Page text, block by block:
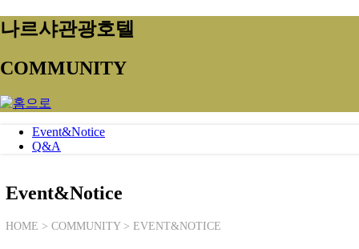
나르샤관광호텔
COMMUNITY
Event&Notice
Q&A
Event&Notice
HOME > COMMUNITY > EVENT&NOTICE